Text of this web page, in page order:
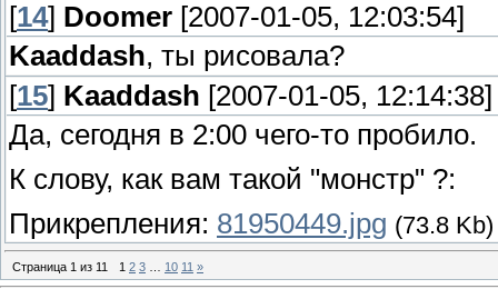
[14] Doomer [2007-01-05, 12:03:54]
Kaaddash, ты рисовала?
[15] Kaaddash [2007-01-05, 12:14:38]
Да, сегодня в 2:00 чего-то пробило.
К слову, как вам такой "монстр" ?:
Прикрепления: 81950449.jpg (73.8 Kb)
Страница 1 из 11 1 2 3 10 11 »